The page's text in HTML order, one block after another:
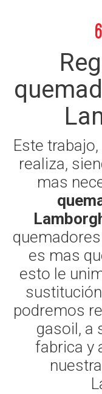
Este
realiza,
mas
es mas
esto le
podremos
gasoil, a
fabrica y